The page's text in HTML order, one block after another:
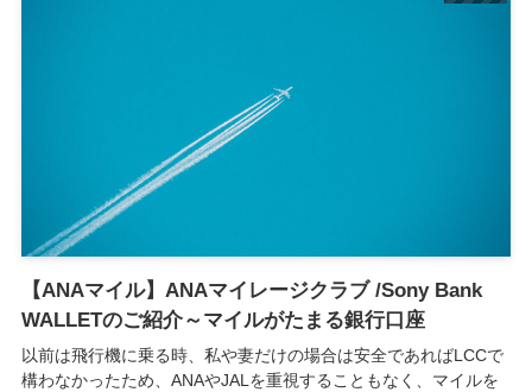
【ANAマイル】ANAマイレージクラブ /Sony Bank
WALLETのご紹介～マイルがたまる銀行口座
以前は飛行機に乗る時、私や妻だけの場合は安全であればLCCで
構わなかったため、ANAやJALを重視することもなく、マイルを